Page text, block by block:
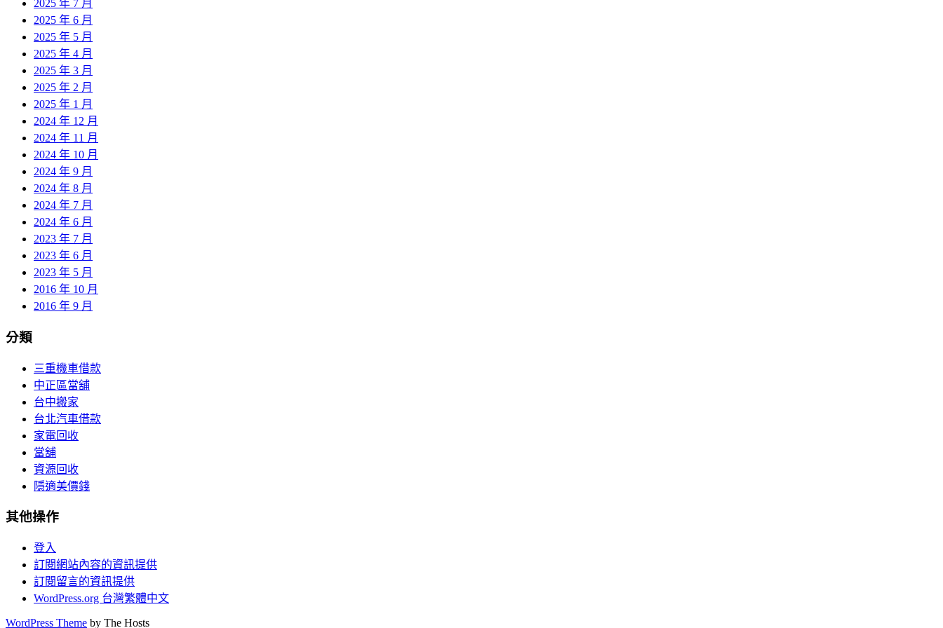
2025 年 7 月
2025 年 6 月
2025 年 5 月
2025 年 4 月
2025 年 3 月
2025 年 2 月
2025 年 1 月
2024 年 12 月
2024 年 11 月
2024 年 10 月
2024 年 9 月
2024 年 8 月
2024 年 7 月
2024 年 6 月
2023 年 7 月
2023 年 6 月
2023 年 5 月
2016 年 10 月
2016 年 9 月
分類
三重機車借款
中正區當舖
台中搬家
台北汽車借款
家電回收
當舖
資源回收
隱適美價錢
其他操作
登入
訂閱網站內容的資訊提供
訂閱留言的資訊提供
WordPress.org 台灣繁體中文
WordPress Theme by The Hosts